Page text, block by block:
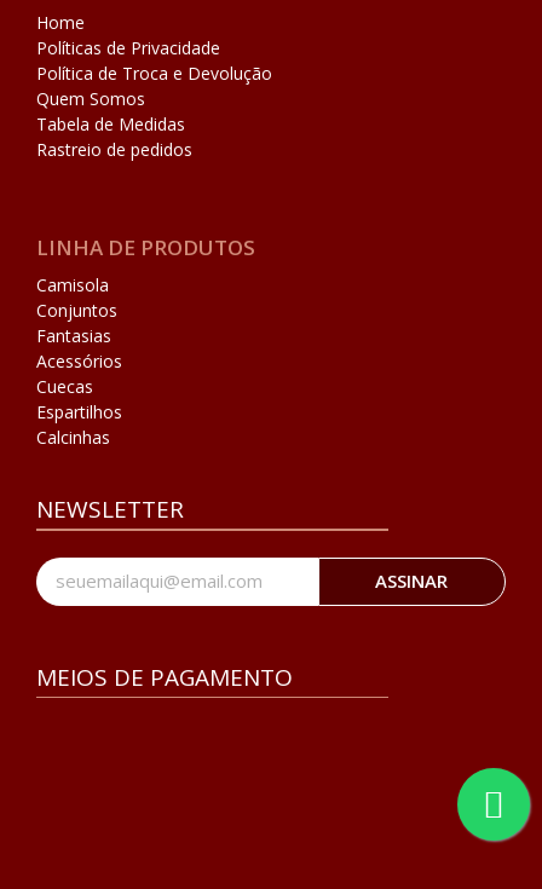
Home
Políticas de Privacidade
Política de Troca e Devolução
Quem Somos
Tabela de Medidas
Rastreio de pedidos
LINHA DE PRODUTOS
Camisola
Conjuntos
Fantasias
Acessórios
Cuecas
Espartilhos
Calcinhas
NEWSLETTER
ASSINAR
MEIOS DE PAGAMENTO